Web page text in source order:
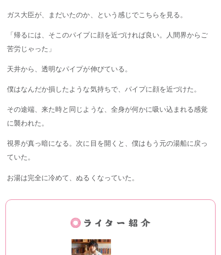
ガス大臣が、まだいたのか、という感じでこちらを見る。
「帰るには、そこのパイプに顔を近づければ良い。人間界からご
苦労じゃった」
天井から、透明なパイプが伸びている。
僕はなんだか損したような気持ちで、パイプに顔を近づけた。
その途端、来た時と同じような、全身が何かに吸い込まれる感覚
に襲われた。
視界が真っ暗になる。次に目を開くと、僕はもう元の湯船に戻っ
ていた。
お湯は完全に冷めて、ぬるくなっていた。